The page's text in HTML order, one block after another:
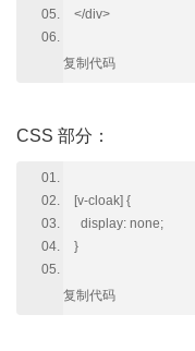
</div>
复制代码
CSS 部分：
[v-cloak] {
display: none;
}
复制代码